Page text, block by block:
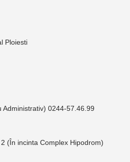
Ploiesti
Administrativ) 0244-57.46.99
(În incinta Complex Hipodrom)